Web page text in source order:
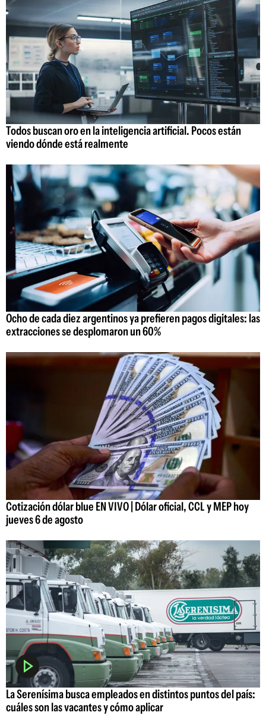
Todos buscan oro en la inteligencia artificial. Pocos están
viendo dónde está realmente
Ocho de cada diez argentinos ya prefieren pagos digitales: las
extracciones se desplomaron un 60%
Cotización dólar blue EN VIVO | Dólar oficial, CCL y MEP hoy
jueves 6 de agosto
La Serenísima busca empleados en distintos puntos del país:
cuáles son las vacantes y cómo aplicar